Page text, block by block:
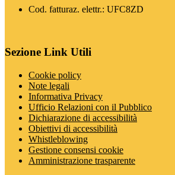
Cod. fatturaz. elettr.: UFC8ZD
Sezione Link Utili
Cookie policy
Note legali
Informativa Privacy
Ufficio Relazioni con il Pubblico
Dichiarazione di accessibilità
Obiettivi di accessibilità
Whistleblowing
Gestione consensi cookie
Amministrazione trasparente